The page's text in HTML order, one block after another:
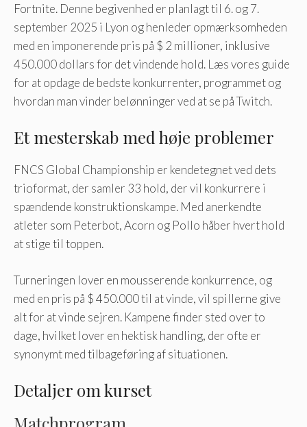
Fortnite. Denne begivenhed er planlagt til 6. og 7.
september 2025 i Lyon og henleder opmærksomheden
med en imponerende pris på $ 2 millioner, inklusive
450.000 dollars for det vindende hold. Læs vores guide
for at opdage de bedste konkurrenter, programmet og
hvordan man vinder belønninger ved at se på Twitch.
Et mesterskab med høje problemer
FNCS Global Championship er kendetegnet ved dets
trioformat, der samler 33 hold, der vil konkurrere i
spændende konstruktionskampe. Med anerkendte
atleter som Peterbot, Acorn og Pollo håber hvert hold
at stige til toppen.
Turneringen lover en mousserende konkurrence, og
med en pris på $ 450.000 til at vinde, vil spillerne give
alt for at vinde sejren. Kampene finder sted over to
dage, hvilket lover en hektisk handling, der ofte er
synonymt med tilbageføring af situationen.
Detaljer om kurset